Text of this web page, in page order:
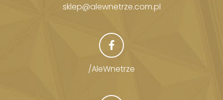
sklep@alewnetrze.com.pl
/AleWnetrze